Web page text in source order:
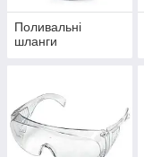
Поливальні
шланги